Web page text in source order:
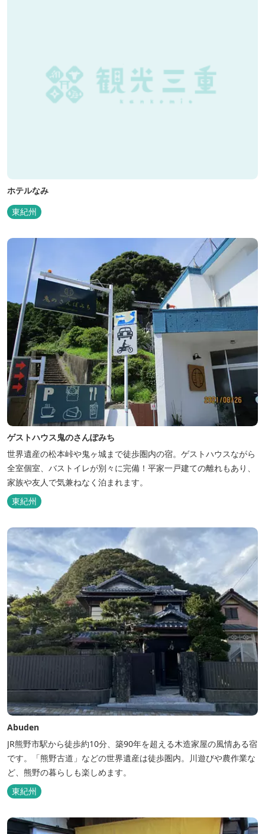
ホテルなみ
東紀州
ゲストハウス鬼のさんぽみち
世界遺産の松本峠や鬼ヶ城まで徒歩圏内の宿。ゲストハウスながら
全室個室、バストイレが別々に完備！平家一戸建ての離れもあり、
家族や友人で気兼ねなく泊まれます。
東紀州
Abuden
JR熊野市駅から徒歩約10分、築90年を超える木造家屋の風情ある宿
です。「熊野古道」などの世界遺産は徒歩圏内。川遊びや農作業な
ど、熊野の暮らしも楽しめます。
東紀州